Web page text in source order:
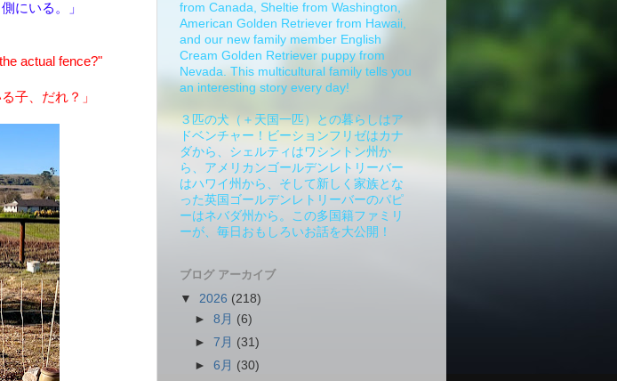
にいる。」
actual fence?"
子、だれ？」
from Canada, Sheltie from Washington,
American Golden Retriever from Hawaii,
and our new family member English
Cream Golden Retriever puppy from
Nevada. This multicultural family tells you
an interesting story every day!
３匹の犬（＋天国一匹）との暮らしはア
ドベンチャー！ビーションフリゼはカナ
ダから、シェルティはワシントン州か
ら、アメリカンゴールデンレトリーバー
はハワイ州から、そして新しく家族とな
った英国ゴールデンレトリーバーのパピ
ーはネバダ州から。この多国籍ファミリ
ーが、毎日おもしろいお話を大公開！
ブログ アーカイブ
▼ 2026 (218)
►8月 (6)
►7月 (31)
►6月 (30)